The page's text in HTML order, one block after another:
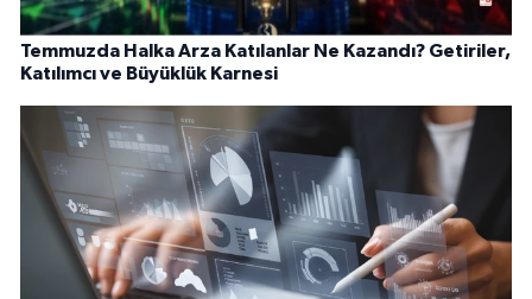
Temmuzda Halka Arza Katılanlar Ne Kazandı? Getiriler,
Katılımcı ve Büyüklük Karnesi